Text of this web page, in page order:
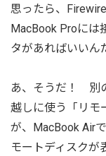
思ったら、
MacBook Proには
タがあればいいん
あ、そうだ！ 別
越しに使う「リモ
が、MacBook Air
モートディスクが